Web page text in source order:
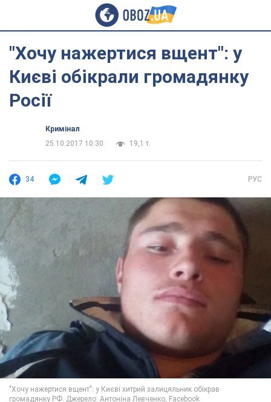
"Хочу нажертися вщент": у
Києві обікрали громадянку
Росії
Кримінал
25.10.2017 10:30
19,1 т.
34 РУС